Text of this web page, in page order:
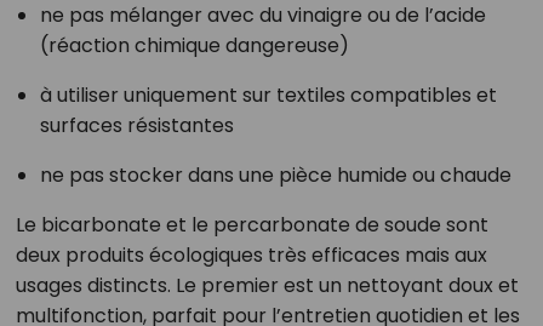
ne pas mélanger avec du vinaigre ou de l’acide
(réaction chimique dangereuse)
à utiliser uniquement sur textiles compatibles et
surfaces résistantes
ne pas stocker dans une pièce humide ou chaude
Le bicarbonate et le percarbonate de soude sont
deux produits écologiques très efficaces mais aux
usages distincts. Le premier est un nettoyant doux et
multifonction, parfait pour l’entretien quotidien et les